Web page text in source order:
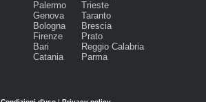
Palermo
Genova
Bologna
Firenze
Bari
Catania
Trieste
Taranto
Brescia
Prato
Reggio Calabria
Parma